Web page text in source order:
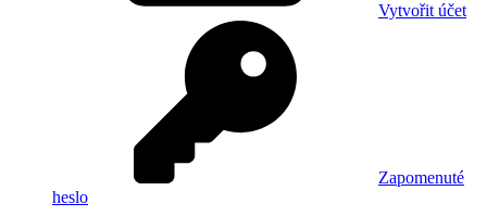
Vytvořit účet
Zapomenuté
heslo